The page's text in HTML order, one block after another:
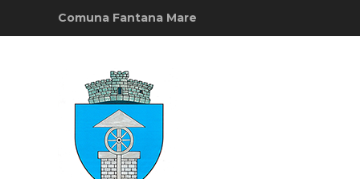
Comuna Fantana Mare